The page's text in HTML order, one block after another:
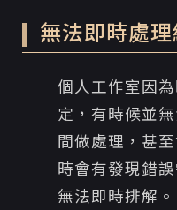
無法即時處
個人工作室因
定，有時候並
間做處理，甚
時會有發現錯
無法即時排解。